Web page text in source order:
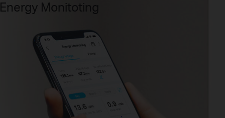
Monitoting